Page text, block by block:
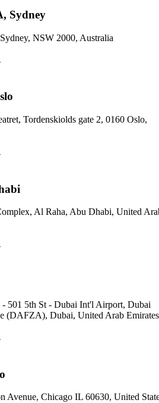
Sydney
NSW 2000, Australia
Tordenskiolds gate 2, 0160 Oslo,
Al Raha, Abu Dhabi, United
- 501 5th St - Dubai Int'l Airport, Dubai
(DAFZA), Dubai, United Arab Emirates
Avenue, Chicago IL 60630, United